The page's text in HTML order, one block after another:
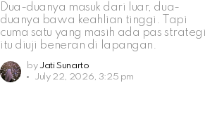
Dua-duanya masuk dari luar, dua-
duanya bawa keahlian tinggi. Tapi
cuma satu yang masih ada pas strategi
itu diuji beneran di lapangan.
by Jati Sunarto
July 22, 2026, 3:25 pm